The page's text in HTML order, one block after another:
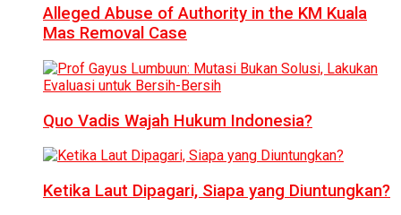
Alleged Abuse of Authority in the KM Kuala
Mas Removal Case
Quo Vadis Wajah Hukum Indonesia?
Ketika Laut Dipagari, Siapa yang Diuntungkan?